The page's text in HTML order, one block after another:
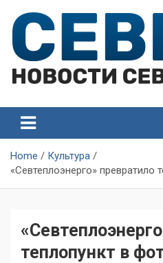
content
Севастополя
Севастополя
Home
Культура
«Севтеплоэнерго» превратило
теплопункт в